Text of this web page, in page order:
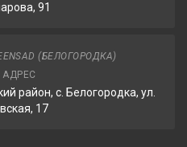
91
(БЕЛОГОРОДКА)
район, с. Белогородка, ул.
17